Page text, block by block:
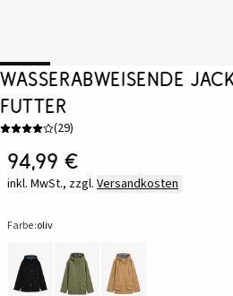
wasserabweisende
Futter
(29)
94,99 €
inkl. MwSt., zzgl. Versandkosten
Farbe:oliv